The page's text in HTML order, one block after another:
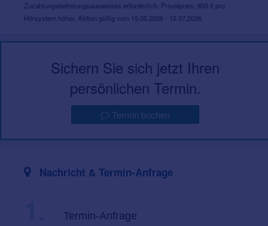
Zuzahlungsbefreiungsausweises erforderlich. Privatpreis: 800 € pro
Hörsystem höher. Aktion gültig vom 15.05.2026 - 15.07.2026
Sichern Sie sich jetzt Ihren
persönlichen Termin.
Termin buchen
Nachricht & Termin-Anfrage
Termin-Anfrage